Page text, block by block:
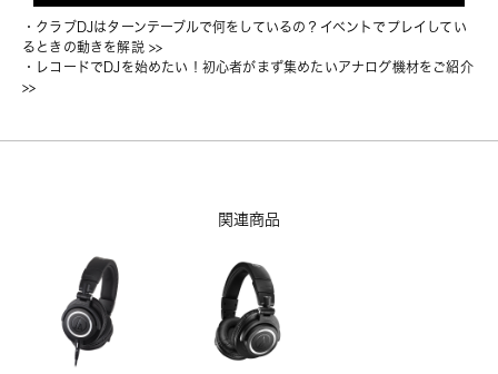
・ クラブDJはターンテーブルで何をしているの？イベントでプレイしてい
るときの動きを解説 >>
・ レコードでDJを始めたい！初心者がまず集めたいアナログ機材をご紹介
>>
関連商品